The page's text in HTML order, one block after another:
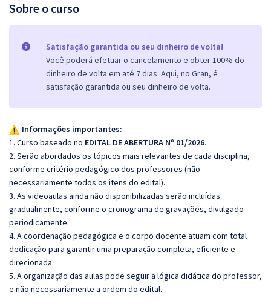
Sobre o curso
Satisfação garantida ou seu dinheiro de volta!
Você poderá efetuar o cancelamento e obter 100% do
dinheiro de volta em até 7 dias. Aqui, no Gran, é
satisfação garantida ou seu dinheiro de volta.
Informações importantes:
1. Curso baseado no EDITAL DE ABERTURA Nº 01/2026.
2. Serão abordados os tópicos mais relevantes de cada disciplina,
conforme critério pedagógico dos professores (não
necessariamente todos os itens do edital).
3. As videoaulas ainda não disponibilizadas serão incluídas
gradualmente, conforme o cronograma de gravações, divulgado
periodicamente.
4. A coordenação pedagógica e o corpo docente atuam com total
dedicação para garantir uma preparação completa, eficiente e
direcionada.
5. A organização das aulas pode seguir a lógica didática do professor,
e não necessariamente a ordem do edital.